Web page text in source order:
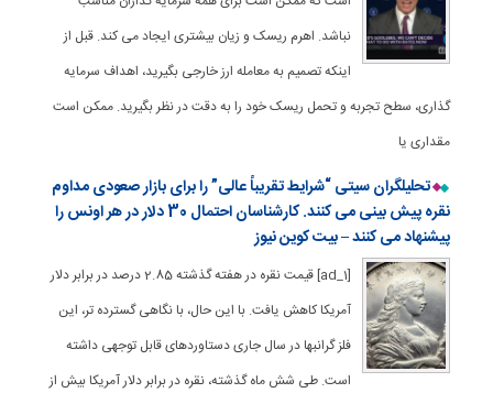
نباشد. اهرم ریسک و زیان بیشتری ایجاد می کند. قبل از
اینکه تصمیم به معامله ارز خارجی بگیرید، اهداف سرمایه
گذاری، سطح تجربه و تحمل ریسک خود را به دقت در نظر بگیرید. ممکن است
مقداری یا
تحلیلگران سیتی “شرایط تقریباً عالی” را برای بازار صعودی مداوم
نقره پیش بینی می کنند. کارشناسان احتمال 30 دلار در هر اونس را
پیشنهاد می کنند – بیت کوین نیوز
[ad_1] قیمت نقره در هفته گذشته 2.85 درصد در برابر دلار
آمریکا کاهش یافت. با این حال، با نگاهی گسترده تر، این
فلز گرانبها در سال جاری دستاوردهای قابل توجهی داشته
است. طی شش ماه گذشته، نقره در برابر دلار آمریکا بیش از